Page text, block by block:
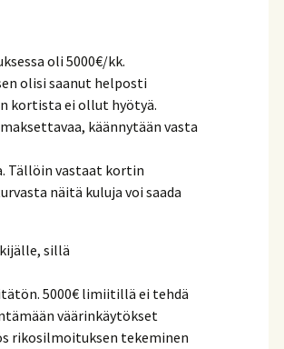
oli 5000€/kk.
olisi saanut helposti
kortista ei ollut hyötyä.
käännytään vasta
Tällöin vastaat kortin
näitä kuluja voi saada
sillä
5000€ limiitillä ei tehdä
väärinkäytökset
rikosilmoituksen tekeminen